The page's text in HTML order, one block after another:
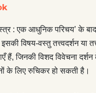
: एक आधुनिक परिचय’ के
विषय-वस्तु तत्त्वदर्शन या
हैं, जिनकी विशद विवेचना दर्शन के
के लिए रुचिकर हो सकती है।